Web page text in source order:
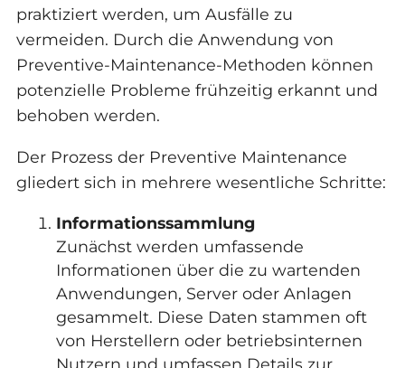
praktiziert werden, um Ausfälle zu
vermeiden. Durch die Anwendung von
Preventive-Maintenance-Methoden können
potenzielle Probleme frühzeitig erkannt und
behoben werden.
Der Prozess der Preventive Maintenance
gliedert sich in mehrere wesentliche Schritte:
Informationssammlung
Zunächst werden umfassende
Informationen über die zu wartenden
Anwendungen, Server oder Anlagen
gesammelt. Diese Daten stammen oft
von Herstellern oder betriebsinternen
Nutzern und umfassen Details zur